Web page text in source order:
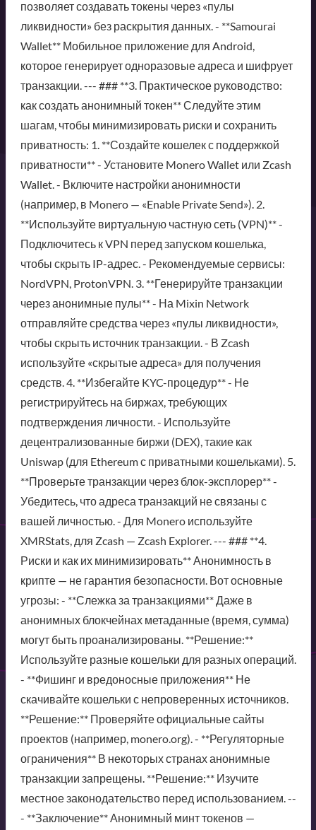
позволяет создавать токены через «пулы
ликвидности» без раскрытия данных. - **Samourai
Wallet** Мобильное приложение для Android,
которое генерирует одноразовые адреса и шифрует
транзакции. --- ### **3. Практическое руководство:
как создать анонимный токен** Следуйте этим
шагам, чтобы минимизировать риски и сохранить
приватность: 1. **Создайте кошелек с поддержкой
приватности** - Установите Monero Wallet или Zcash
Wallet. - Включите настройки анонимности
(например, в Monero — «Enable Private Send»). 2.
**Используйте виртуальную частную сеть (VPN)** -
Подключитесь к VPN перед запуском кошелька,
чтобы скрыть IP-адрес. - Рекомендуемые сервисы:
NordVPN, ProtonVPN. 3. **Генерируйте транзакции
через анонимные пулы** - На Mixin Network
отправляйте средства через «пулы ликвидности»,
чтобы скрыть источник транзакции. - В Zcash
используйте «скрытые адреса» для получения
средств. 4. **Избегайте KYC-процедур** - Не
регистрируйтесь на биржах, требующих
подтверждения личности. - Используйте
децентрализованные биржи (DEX), такие как
Uniswap (для Ethereum с приватными кошельками). 5.
**Проверьте транзакции через блок-эксплорер** -
Убедитесь, что адреса транзакций не связаны с
вашей личностью. - Для Monero используйте
XMRStats, для Zcash — Zcash Explorer. --- ### **4.
Риски и как их минимизировать** Анонимность в
крипте — не гарантия безопасности. Вот основные
угрозы: - **Слежка за транзакциями** Даже в
анонимных блокчейнах метаданные (время, сумма)
могут быть проанализированы. **Решение:**
Используйте разные кошельки для разных операций.
- **Фишинг и вредоносные приложения** Не
скачивайте кошельки с непроверенных источников.
**Решение:** Проверяйте официальные сайты
проектов (например, monero.org). - **Регуляторные
ограничения** В некоторых странах анонимные
транзакции запрещены. **Решение:** Изучите
местное законодательство перед использованием. --
- **Заключение** Анонимный минт токенов —